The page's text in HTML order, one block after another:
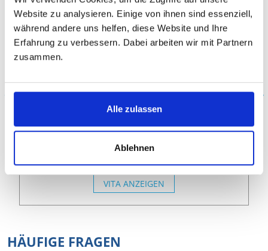
Website zu analysieren. Einige von ihnen sind essenziell,
während andere uns helfen, diese Website und Ihre
Erfahrung zu verbessern. Dabei arbeiten wir mit Partnern
zusammen.
Alle zulassen
Ablehnen
Medizin, Gesundheitswiss., Genetik,
Naturwissenschaften, Biologie,
VITA ANZEIGEN
HÄUFIGE FRAGEN